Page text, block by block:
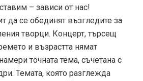
– зависи от нас!
да се обединят възгледите за
творци. Концерт, търсещ
и възрастта нямат
точната тема, съчетана с
Темата, която разглежда